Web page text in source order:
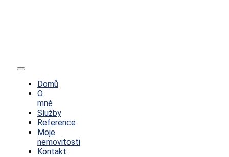
Toggle
NavigationDomů
O
mně
Služby
Reference
Moje
nemovitosti
Kontakt